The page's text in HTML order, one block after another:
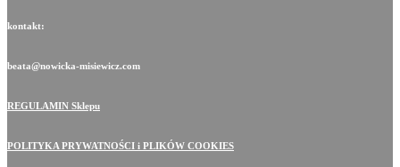
kontakt:
beata@nowicka-misiewicz.com
REGULAMIN Sklepu
POLITYKA PRYWATNOŚCI i PLIKÓW COOKIES